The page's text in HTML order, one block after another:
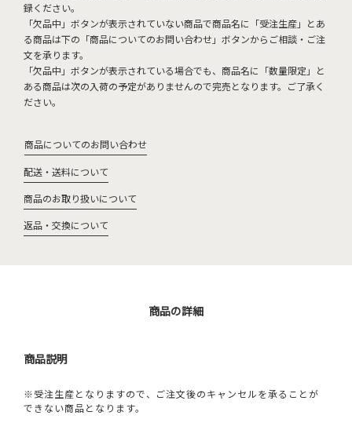
録ください。
「欠品中」ボタンが表示されていない商品で商品名に「受注生産」とあ
る商品は下の「商品についてのお問い合わせ」ボタンからご相談・ご注
文を承ります。
「欠品中」ボタンが表示されている場合でも、商品名に「数量限定」と
ある商品は次の入荷の予定がありませんので完売となります。ご了承く
ださい。
商品についてのお問い合わせ
配送・送料について
商品のお取り扱いについて
返品・交換について
商品の詳細
商品説明
※受注生産となりますので、ご注文後のキャンセルを承ることが
できない商品となります。